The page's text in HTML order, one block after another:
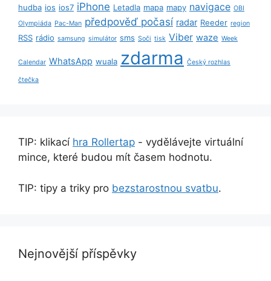
hudba ios ios7 iPhone Letadla mapa mapy navigace OBI
Olympiáda Pac-Man předpověď počasí radar Reeder region
RSS rádio samsung simulátor sms Soči tisk Viber waze Week
Calendar WhatsApp wuala zdarma Český rozhlas
čtečka
TIP: klikací hra Rollertap - vydělávejte virtuální
mince, které budou mít časem hodnotu.
TIP: tipy a triky pro bezstarostnou svatbu.
Nejnovější příspěvky